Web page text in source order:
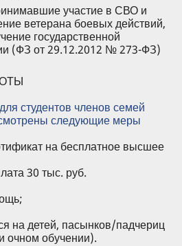
участие в СВО и
ветерана боевых действий,
государственной
(ФЗ от 29.12.2012 № 273-ФЗ)
студентов членов семей
следующие меры
на бесплатное высшее
30 тыс. руб.
на детей, пасынков/падчериц
очном обучении).